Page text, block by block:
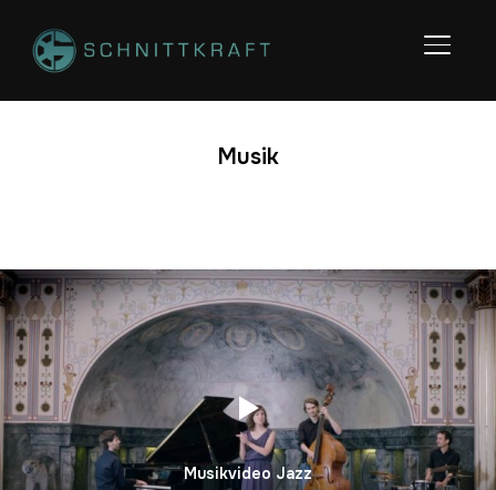
Musik
Musikvideo Jazz